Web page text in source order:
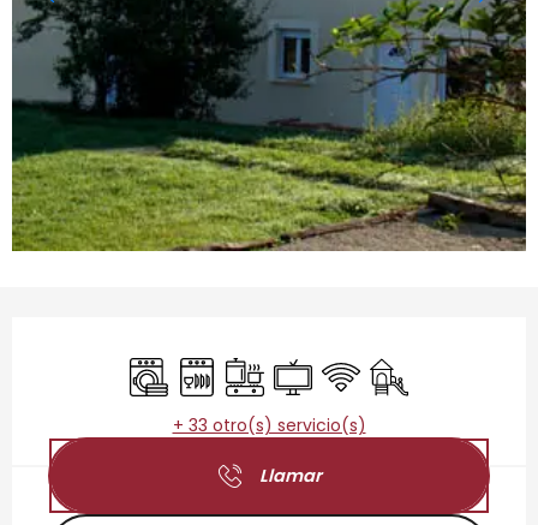
LavadoraLavavajillas
Placa de cocción
Televisión
Wifi Juegos infantiles
+ 33 otro(s) servicio(s)
Llamar